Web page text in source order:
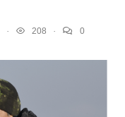
208 0